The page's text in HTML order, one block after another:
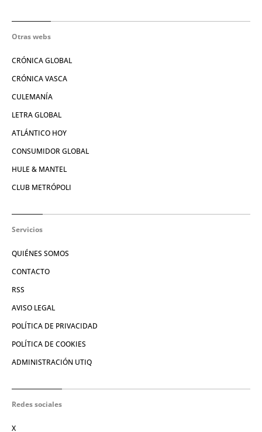
Otras webs
CRÓNICA GLOBAL
CRÓNICA VASCA
CULEMANÍA
LETRA GLOBAL
ATLÁNTICO HOY
CONSUMIDOR GLOBAL
HULE & MANTEL
CLUB METRÓPOLI
Servicios
QUIÉNES SOMOS
CONTACTO
RSS
AVISO LEGAL
POLÍTICA DE PRIVACIDAD
POLÍTICA DE COOKIES
ADMINISTRACIÓN UTIQ
Redes sociales
X